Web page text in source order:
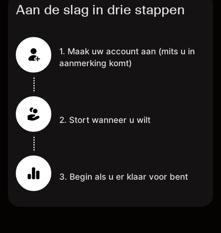
Aan de slag in drie stappen
1. Maak uw account aan (mits u in
aanmerking komt)
2. Stort wanneer u wilt
3. Begin als u er klaar voor bent